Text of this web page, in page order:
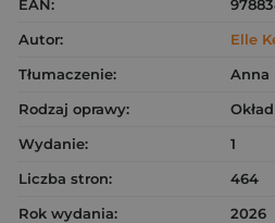
EAN:
Autor:
Elle
Tłumaczenie:
Anna
Rodzaj oprawy:
Wydanie:
1
Liczba stron:
464
Rok wydania:
2026